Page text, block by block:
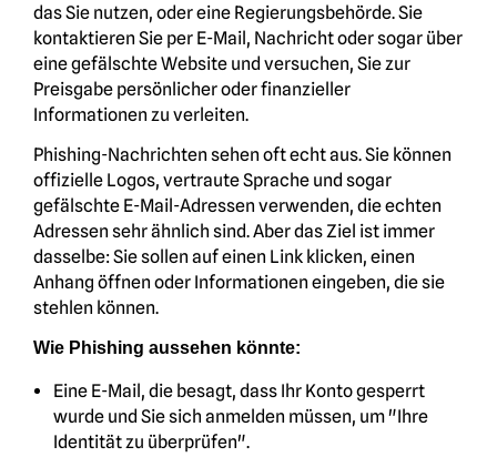
das Sie nutzen, oder eine Regierungsbehörde. Sie
kontaktieren Sie per E-Mail, Nachricht oder sogar über
eine gefälschte Website und versuchen, Sie zur
Preisgabe persönlicher oder finanzieller
Informationen zu verleiten.
Phishing-Nachrichten sehen oft echt aus. Sie können
offizielle Logos, vertraute Sprache und sogar
gefälschte E-Mail-Adressen verwenden, die echten
Adressen sehr ähnlich sind. Aber das Ziel ist immer
dasselbe: Sie sollen auf einen Link klicken, einen
Anhang öffnen oder Informationen eingeben, die sie
stehlen können.
Wie Phishing aussehen könnte:
Eine E-Mail, die besagt, dass Ihr Konto gesperrt
wurde und Sie sich anmelden müssen, um "Ihre
Identität zu überprüfen".